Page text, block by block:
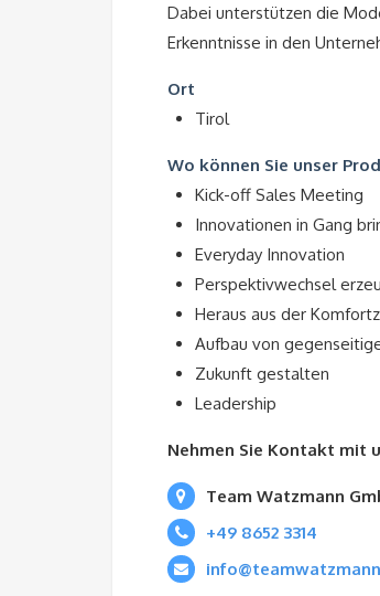
Dabei unterstützen die
Erkenntnisse in den
Ort
Tirol
Wo können Sie unser
Kick-off Sales Meeting
Innovationen in Gang
Everyday Innovation
Perspektivwechsel
Heraus aus der
Aufbau von
Zukunft gestalten
Leadership
Nehmen Sie Kontakt mit
Team Watzmann
+49 8652 3314